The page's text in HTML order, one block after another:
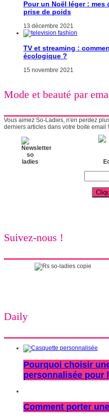
Pour un Noël léger :
prise de poids
13 décembre 2021
TV et streaming :
écologique ?
15 novembre 2021
Mode et beauté par
Vous aimez So-Ladies, n'en perdez
derniers articles dans votre boite email !
Suivez-nous !
Daily
Pourquoi choisir
personnalisée pour
Comment porter